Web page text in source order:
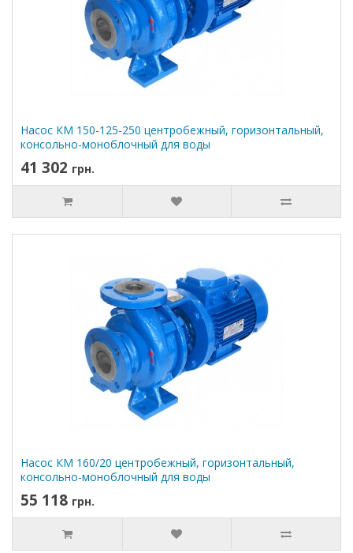
Насос КМ 150-125-250 центробежный, горизонтальный,
консольно-моноблочный для воды
41 302 грн.
Насос КМ 160/20 центробежный, горизонтальный,
консольно-моноблочный для воды
55 118 грн.